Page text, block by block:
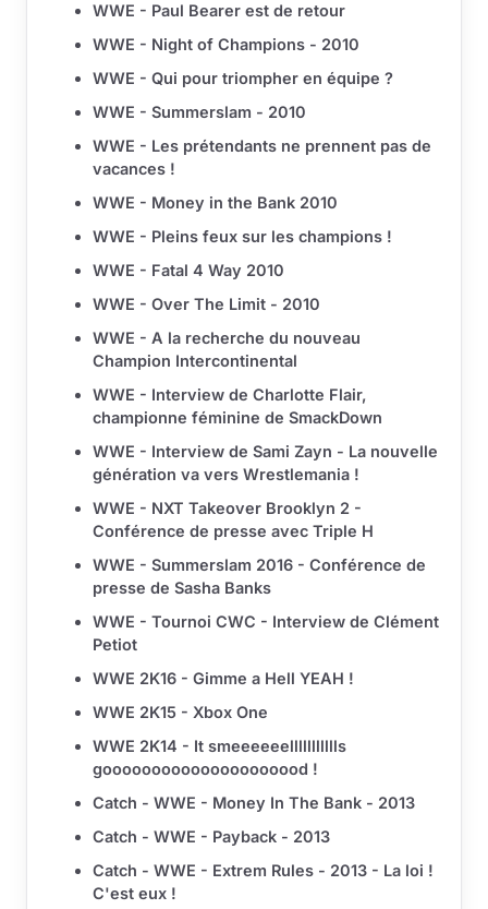
WWE - Paul Bearer est de retour
WWE - Night of Champions - 2010
WWE - Qui pour triompher en équipe ?
WWE - Summerslam - 2010
WWE - Les prétendants ne prennent pas de
vacances !
WWE - Money in the Bank 2010
WWE - Pleins feux sur les champions !
WWE - Fatal 4 Way 2010
WWE - Over The Limit - 2010
WWE - A la recherche du nouveau
Champion Intercontinental
WWE - Interview de Charlotte Flair,
championne féminine de SmackDown
WWE - Interview de Sami Zayn - La nouvelle
génération va vers Wrestlemania !
WWE - NXT Takeover Brooklyn 2 -
Conférence de presse avec Triple H
WWE - Summerslam 2016 - Conférence de
presse de Sasha Banks
WWE - Tournoi CWC - Interview de Clément
Petiot
WWE 2K16 - Gimme a Hell YEAH !
WWE 2K15 - Xbox One
WWE 2K14 - It smeeeeeellllllllllls
gooooooooooooooooooood !
Catch - WWE - Money In The Bank - 2013
Catch - WWE - Payback - 2013
Catch - WWE - Extrem Rules - 2013 - La loi !
C'est eux !